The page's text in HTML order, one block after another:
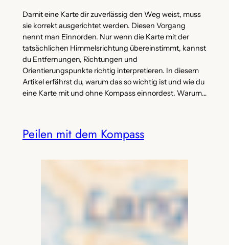
Damit eine Karte dir zuverlässig den Weg weist, muss
sie korrekt ausgerichtet werden. Diesen Vorgang
nennt man Einnorden. Nur wenn die Karte mit der
tatsächlichen Himmelsrichtung übereinstimmt, kannst
du Entfernungen, Richtungen und
Orientierungspunkte richtig interpretieren. In diesem
Artikel erfährst du, warum das so wichtig ist und wie du
eine Karte mit und ohne Kompass einnordest. Warum…
Peilen mit dem Kompass